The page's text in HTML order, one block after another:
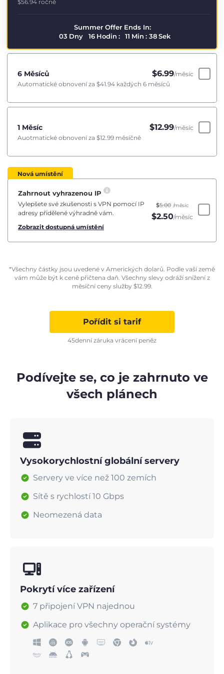
$56.94 ročně
Summer Offer Ends In:
03 Dny 16 Hodin : 11 Min : 38Sek
6 Měsíců $6.99/měsíc
Automatické obnovení za $41.94 každých 6 měsíců
1 Měsíc $12.99/měsíc
Auotmatické obnovení za $12.99 měsíčně
Nová umístění
Zahrnout vyhrazenou IP
Vylepšete své zkušenosti s VPN pomocí IP
adresy přidělené výhradně vám.
Zobrazit dostupná umístění
$5.00 /měsíc
$2.50/měsíc
*Všechny částky jsou uvedené v Amerických dolarů. Podle vaší země
vám může být k ceně přičtena daň. Všechny slevy odráží snížení z
měsíční ceny služby $12.99.
Pořídit si tarif
45denní záruka vrácení peněz
Podívejte se, co je zahrnuto ve
všech plánech
Vysokorychlostní globální servery
Servery ve více než 100 zemích
Sítě s rychlostí 10 Gbps
Neomezená data
Pokrytí více zařízení
7 připojení VPN najednou
Aplikace pro všechny operační systémy